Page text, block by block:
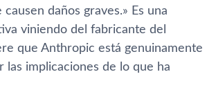
daños graves.» Es una
viniendo del fabricante del
que Anthropic está genuinamente
las implicaciones de lo que ha